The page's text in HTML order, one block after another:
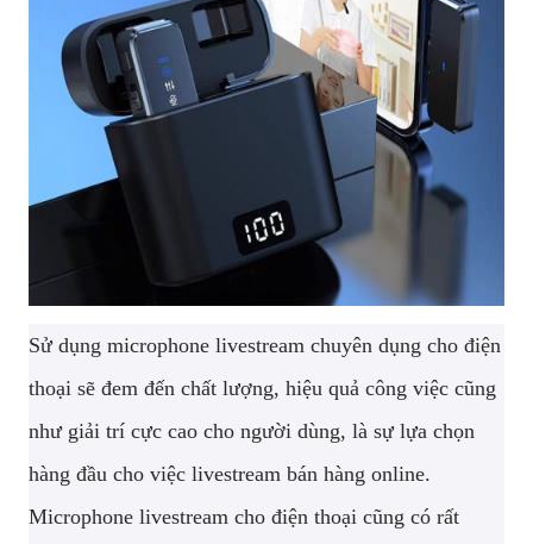
Sử dụng microphone livestream chuyên dụng cho điện
thoại sẽ đem đến chất lượng, hiệu quả công việc cũng
như giải trí cực cao cho người dùng, là sự lựa chọn
hàng đầu cho việc livestream bán hàng online.
Microphone livestream cho điện thoại cũng có rất